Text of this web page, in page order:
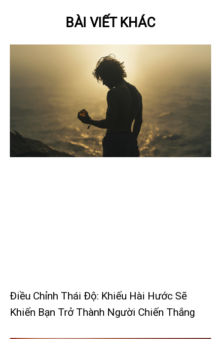
BÀI VIẾT KHÁC
Điều Chỉnh Thái Độ: Khiếu Hài Hước Sẽ
Khiến Bạn Trở Thành Người Chiến Thắng